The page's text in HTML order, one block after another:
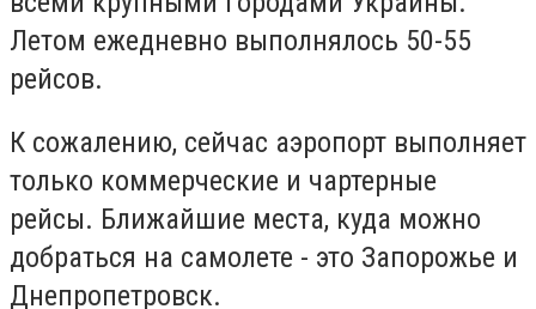
Летом ежедневно выполнялось 50-55
рейсов.
К сожалению, сейчас аэропорт выполняет
только коммерческие и чартерные
рейсы. Ближайшие места, куда можно
добраться на самолете - это Запорожье и
Днепропетровск.